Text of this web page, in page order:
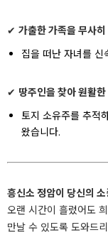
✔ 가출한 가족을 무사히
집을 떠난 자녀를 신
✔ 땅주인을 찾아 원활
토지 소유주를 추적
왔습니다.
흥신소 정암이 당신의
오랜 시간이 흘렀어도
만날 수 있도록 도와드